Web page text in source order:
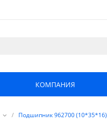
КОМПАНИЯ
/ Подшипник 962700 (10*35*16)